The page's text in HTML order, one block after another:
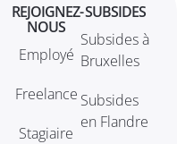
REJOIGNEZ-
NOUS
Employé
Freelance
Stagiaire
SUBSIDES
Subsides à
Bruxelles
Subsides
en Flandre